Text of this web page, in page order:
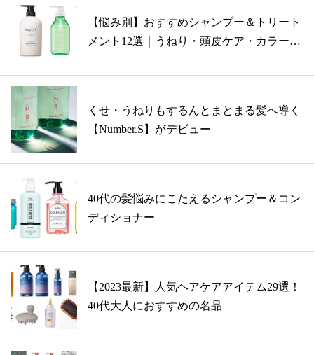
【悩み別】おすすめシャンプー＆トリート
メント12選｜うねり・頭皮ケア・カラーヘ
くせ・うねりもするんとまとまる髪へ導く
【Number.S】がデビュー
40代の髪悩みにこたえるシャンプー＆コン
ディショナー
【2023最新】人気ヘアケアアイテム29選！
40代大人におすすめの名品